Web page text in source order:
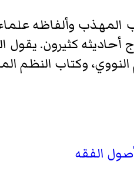
المهذب وألفاظه
أحاديثه كثيرون.
النووي، وكتاب
الفقه